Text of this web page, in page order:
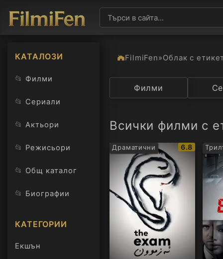
КАТАЛОЗИ
📂 Филми
📂 Сериали
📂 Актьори
📂 Режисьори
📂 Общ каталог
📂 Биографии
КАТЕГОРИИ
Екшън
FilmiFen»Облак с
Категория
Филми
Всички филми с
Драматични
IMDb
рейтинг:
6.8